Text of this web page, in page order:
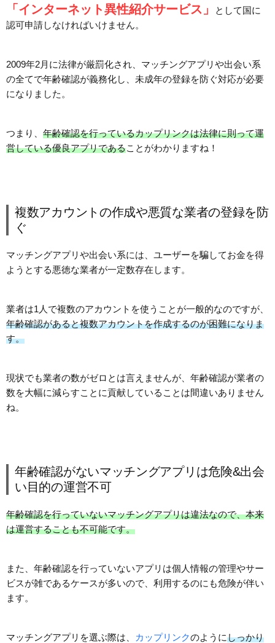
「インターネット異性紹介サービス」
として国に
認可申請しなければいけません。
2009年2月に法律が厳罰化され、マッチングアプリや出会い系
の全てで年齢確認が義務化し、未成年の登録を防ぐ対応が必要
になりました。
つまり、 年齢確認を行っているカップリンクは法律に則って運
営している優良アプリであることがわかりますね！
複数アカウントの作成や悪質な業者の登録を防
ぐ
マッチングアプリや出会い系には、ユーザーを騙してお金を得
ようとする悪徳な業者が一定数存在します。
業者は1人で複数のアカウントを使うことが一般的なのですが、
年齢確認があると複数アカウントを作成するのが困難になりま
す。
現状でも業者の数がゼロとは言えませんが、年齢確認が業者の
数を大幅に減らすことに貢献していることは間違いありません
ね。
年齢確認がないマッチングアプリは危険&出会
い目的の運営不可
年齢確認を行っていないマッチングアプリは違法なので、本来
は運営することも不可能です。
また、年齢確認を行っていないアプリは個人情報の管理やサー
ビスが雑であるケースが多いので、利用するのにも危険が伴い
ます。
マッチングアプリを選ぶ際は、 カップリンクのようにしっかり